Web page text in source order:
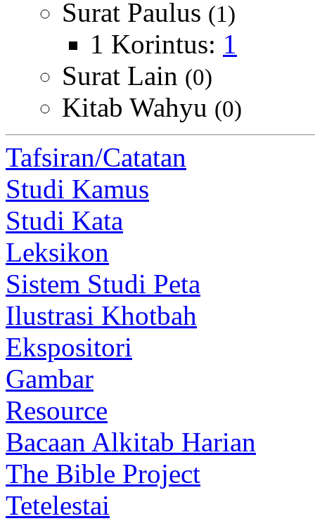
Surat Paulus (1)
1 Korintus: 1
Surat Lain (0)
Kitab Wahyu (0)
Tafsiran/Catatan
Studi Kamus
Studi Kata
Leksikon
Sistem Studi Peta
Ilustrasi Khotbah
Ekspositori
Gambar
Resource
Bacaan Alkitab Harian
The Bible Project
Tetelestai